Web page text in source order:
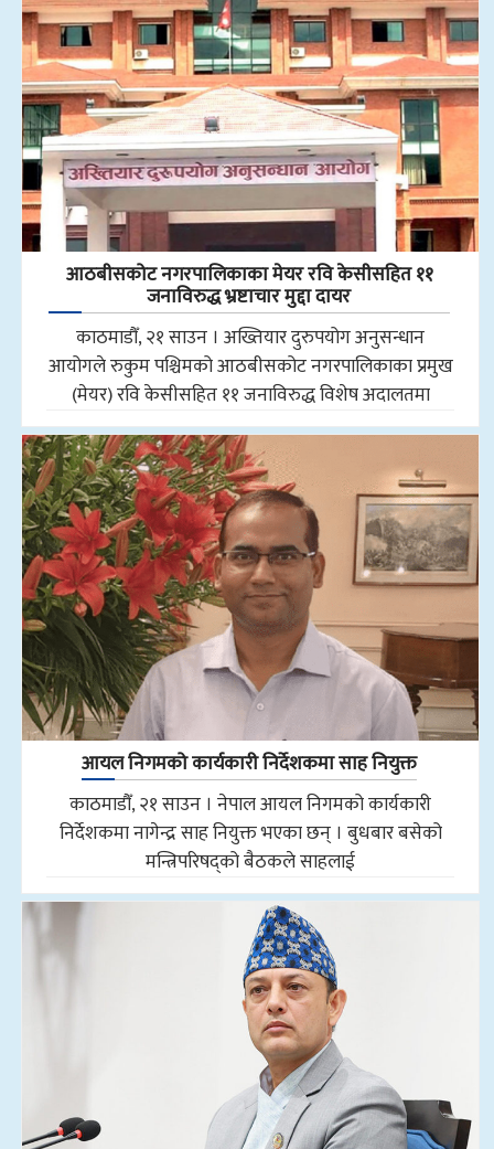
आठबीसकोट नगरपालिकाका मेयर रवि केसीसहित ११
जनाविरुद्ध भ्रष्टाचार मुद्दा दायर
काठमाडौँ, २१ साउन । अख्तियार दुरुपयोग अनुसन्धान
आयोगले रुकुम पश्चिमको आठबीसकोट नगरपालिकाका प्रमुख
(मेयर) रवि केसीसहित ११ जनाविरुद्ध विशेष अदालतमा
आयल निगमको कार्यकारी निर्देशकमा साह नियुक्त
काठमाडौँ, २१ साउन । नेपाल आयल निगमको कार्यकारी
निर्देशकमा नागेन्द्र साह नियुक्त भएका छन् । बुधबार बसेको
मन्त्रिपरिषद्को बैठकले साहलाई